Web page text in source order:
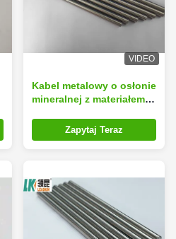
VIDEO
Kabel metalowy o osłonie
mineralnej z materiałem
minerały nieorganiczne
Zapytaj Teraz